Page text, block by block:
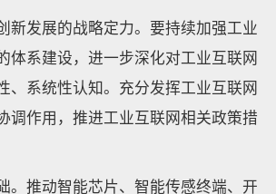
新发展的战略定力。要持续加强工业
体系建设，进一步深化对工业互联网
、系统性认知。充分发挥工业互联网
调作用，推进工业互联网相关政策措
。推动智能芯片、智能传感终端、开